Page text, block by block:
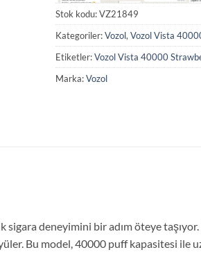
Stok kodu:VZ21849
Kategoriler:Vozol,Vozol Vista
Etiketler:Vozol Vista 40000
Marka:Vozol
deneyimini bir adım öteye taşıyor.
Bu model, 40000 puff kapasitesi ile